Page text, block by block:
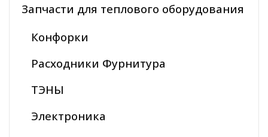
Запчасти для теплового оборудования
Конфорки
Расходники Фурнитура
ТЭНЫ
Электроника